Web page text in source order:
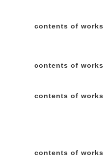
contents of works
contents of works
contents of works
contents of works